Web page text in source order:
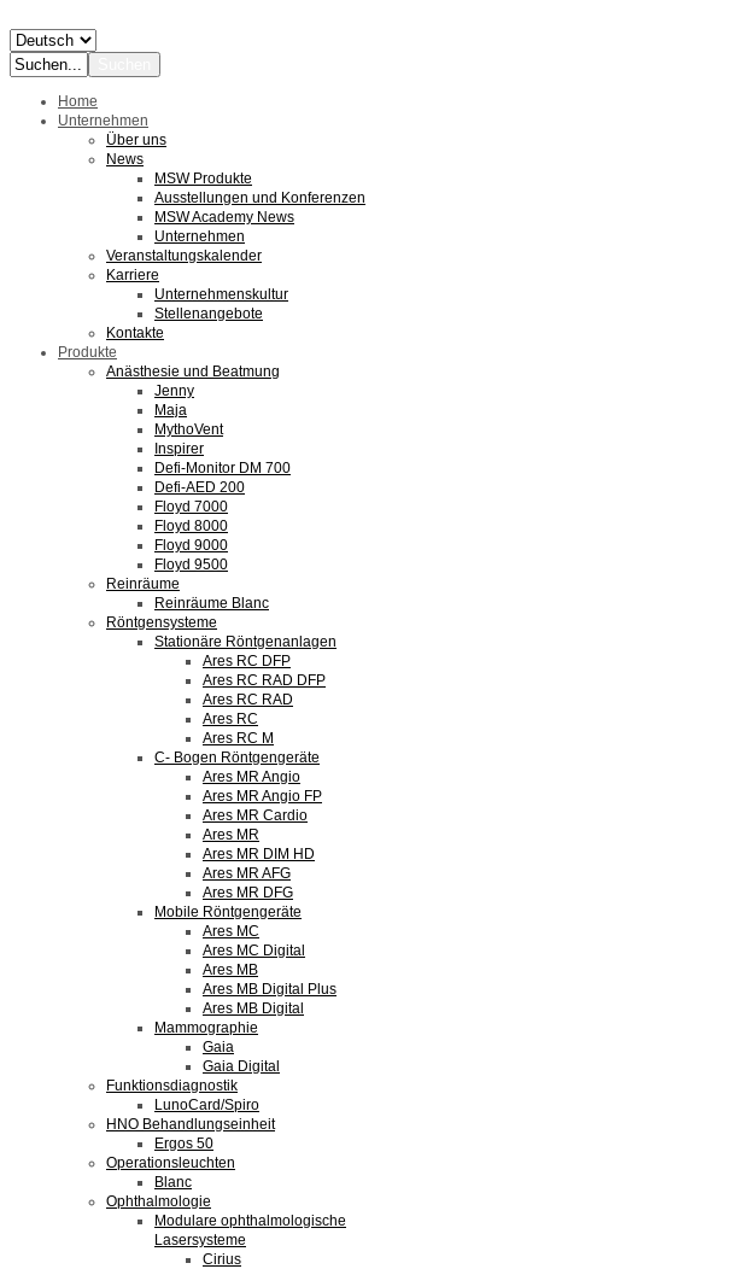
Home
Unternehmen
Über uns
News
MSW Produkte
Ausstellungen und Konferenzen
MSW Academy News
Unternehmen
Veranstaltungskalender
Karriere
Unternehmenskultur
Stellenangebote
Kontakte
Produkte
Anästhesie und Beatmung
Jenny
Maja
MythoVent
Inspirer
Defi-Monitor DM 700
Defi-AED 200
Floyd 7000
Floyd 8000
Floyd 9000
Floyd 9500
Reinräume
Reinräume Blanc
Röntgensysteme
Stationäre Röntgenanlagen
Ares RC DFP
Ares RC RAD DFP
Ares RC RAD
Ares RC
Ares RC M
C- Bogen Röntgengeräte
Ares MR Angio
Ares MR Angio FP
Ares MR Cardio
Ares MR
Ares MR DIM HD
Ares MR AFG
Ares MR DFG
Mobile Röntgengeräte
Ares MC
Ares MC Digital
Ares MB
Ares MB Digital Plus
Ares MB Digital
Mammographie
Gaia
Gaia Digital
Funktionsdiagnostik
LunoCard/Spiro
HNO Behandlungseinheit
Ergos 50
Operationsleuchten
Blanc
Ophthalmologie
Modulare ophthalmologische
Lasersysteme
Cirius